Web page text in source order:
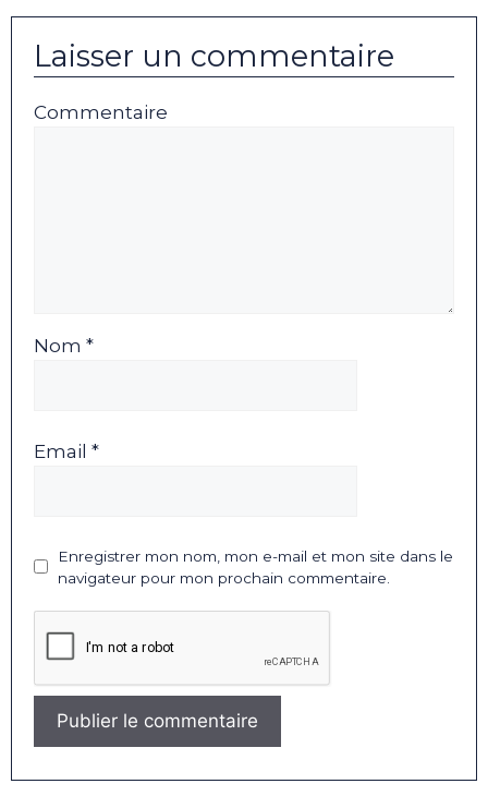
Laisser un commentaire
Commentaire
Nom *
Email *
Enregistrer mon nom, mon e-mail et mon site dans le
navigateur pour mon prochain commentaire.